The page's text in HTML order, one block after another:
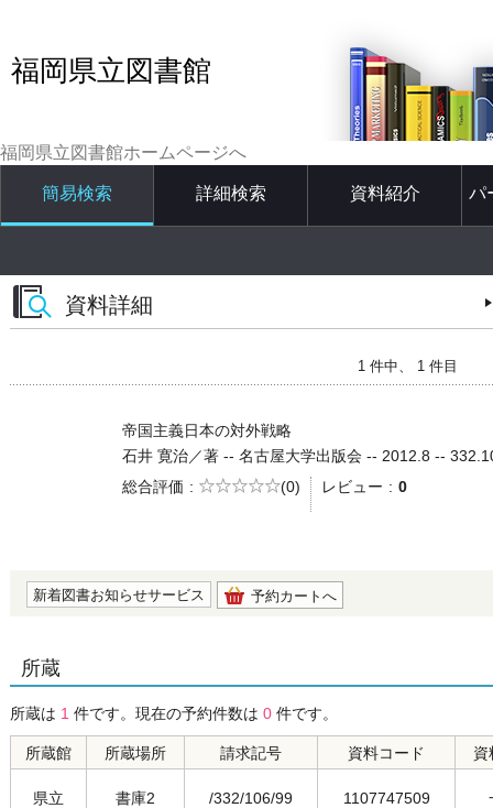
福岡県立図書館
福岡県立図書館ホームページへ
簡易検索 詳細検索 資料紹介 パ
資料詳細
1 件中、 1 件目
帝国主義日本の対外戦略
石井 寛治／著 -- 名古屋大学出版会 -- 2012.8 --
総合評価
5段階評価
(0) レビュー 0
新着図書お知らせサービス 予約カートへ
所蔵
所蔵は 1 件です。現在の予約件数は 0 件です。
所蔵館 所蔵場所 請求記号 資料コード 資
県立 書庫2 /332/106/99 1107747509